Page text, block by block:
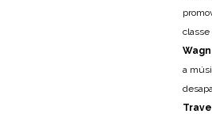
classe
a